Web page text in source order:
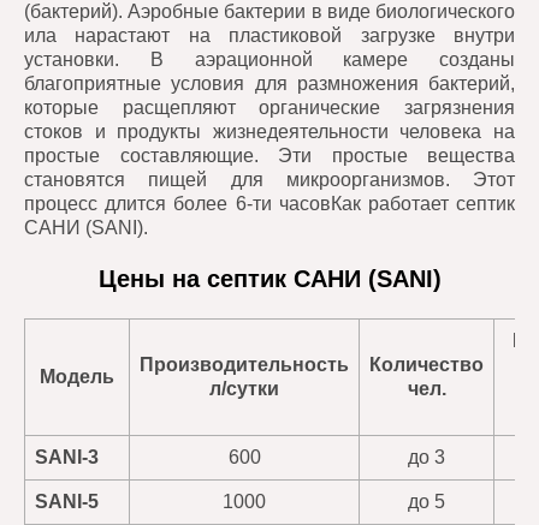
(бактерий). Аэробные бактерии в виде биологического
ила нарастают на пластиковой загрузке внутри
установки. В аэрационной камере созданы
благоприятные условия для размножения бактерий,
которые расщепляют органические загрязнения
стоков и продукты жизнедеятельности человека на
простые составляющие. Эти простые вещества
становятся пищей для микроорганизмов. Этот
процесс длится более 6-ти часовКак работает септик
САНИ (SANI).
Цены на септик САНИ (SANI)
Модель
Производительность
л/сутки
Количество
чел.
SANI-3 600 до 3
SANI-5 1000 до 5